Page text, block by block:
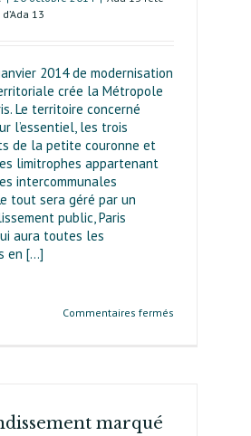
13
2014 de modernisation
crée la Métropole
Le territoire concerné
l’essentiel, les trois
de la petite couronne et
limitrophes appartenant
intercommunales
tout sera géré par un
public, Paris
aura toutes les
en [...]
Commentaires fermés
marqué